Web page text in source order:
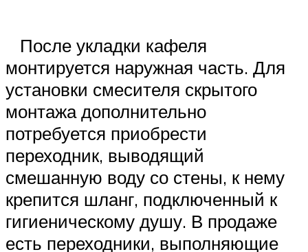
После укладки кафеля
монтируется наружная часть. Для
установки смесителя скрытого
монтажа дополнительно
потребуется приобрести
переходник, выводящий
смешанную воду со стены, к нему
крепится шланг, подключенный к
гигиеническому душу. В продаже
есть переходники, выполняющие